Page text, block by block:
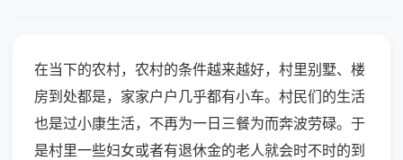
在当下的农村，农村的条件越来越好，村里别墅、楼
房到处都是，家家户户几乎都有小车。村民们的生活
也是过小康生活，不再为一日三餐为而奔波劳碌。于
是村里一些妇女或者有退休金的老人就会时不时的到